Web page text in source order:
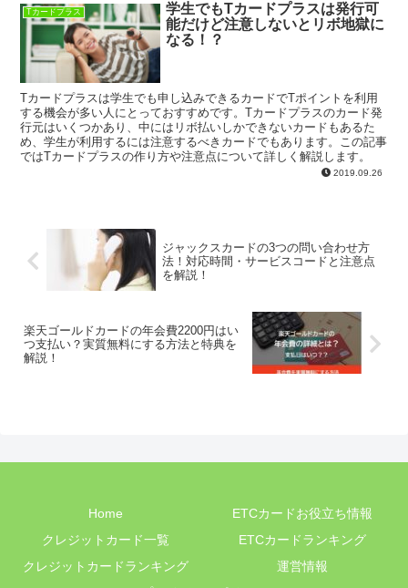
Tカードプラス
学生でもTカードプラスは発行可
能だけど注意しないとリボ地獄に
なる！？
Tカードプラスは学生でも申し込みできるカードでTポイントを利用
する機会が多い人にとっておすすめです。Tカードプラスのカード発
行元はいくつかあり、中にはリボ払いしかできないカードもあるた
め、学生が利用するには注意するべきカードでもあります。この記事
ではTカードプラスの作り方や注意点について詳しく解説します。
2019.09.26
ジャックスカードの3つの問い合わせ方
法！対応時間・サービスコードと注意点
を解説！
楽天ゴールドカードの年会費2200円はい
つ支払い？実質無料にする方法と特典を
解説！
Home
ETCカードお役立ち情報
クレジットカード一覧
ETCカードランキング
クレジットカードランキング
運営情報